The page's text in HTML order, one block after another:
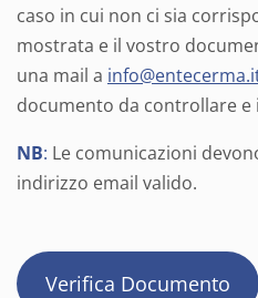
caso in cui non ci sia
mostrata e il vostro
una mail a
documento da controllare
NB: Le comunicazioni
indirizzo email valido.
Verifica Documento